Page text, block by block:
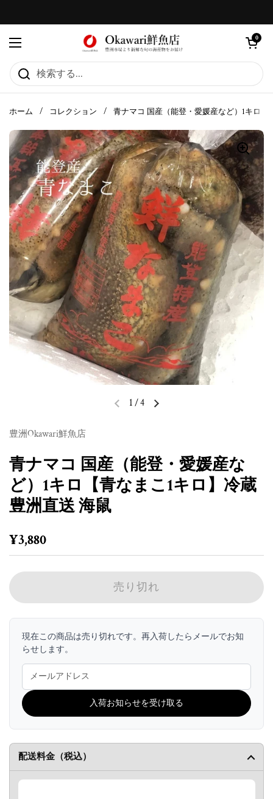
メニューを開く
カートを
0
ホーム / コレクション / 青ナマコ 国産（能登・愛媛産など）1キロ【
前のスライド次のスライド
1 /4
豊洲Okawari鮮魚店
青ナマコ 国産（能登・愛媛産な
ど）1キロ【青なまこ1キロ】冷蔵
豊洲直送 海鼠
定価
¥3,880
売り切れ
現在この商品は売り切れです。再入荷したらメールでお知
らせします。
入荷お知らせを受け取る
配送料金（税込）